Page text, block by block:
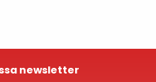
newsletter